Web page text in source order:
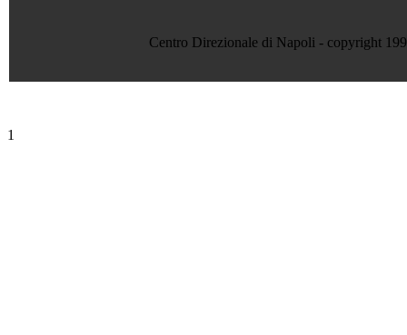
Centro Direzionale di Napoli - copyright
1